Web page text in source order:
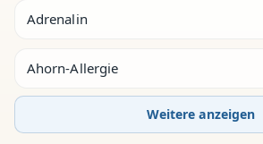
Adrenalin
Ahorn-Allergie
Weitere anzeigen